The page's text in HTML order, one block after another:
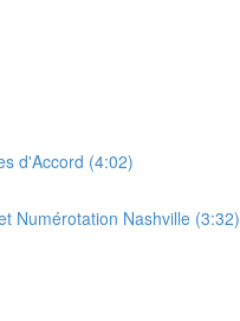
d'Accord (4:02)
Numérotation Nashville (3:32)